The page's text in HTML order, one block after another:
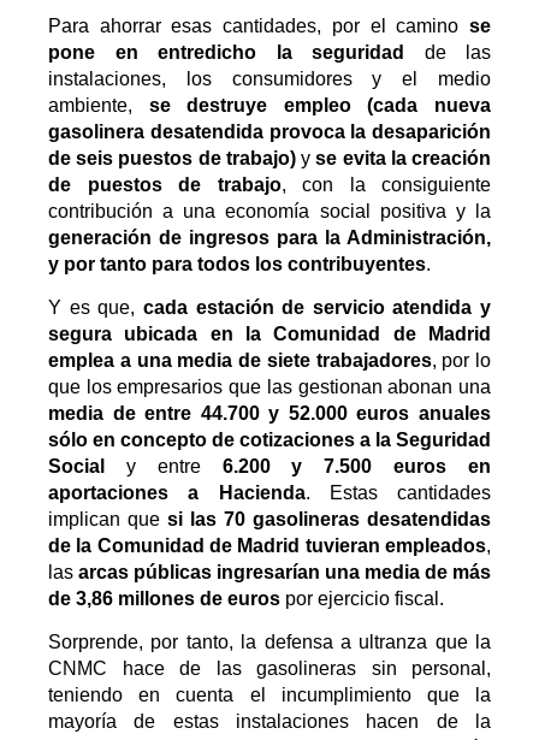
Para ahorrar esas cantidades, por el camino se
pone en entredicho la seguridad
de las
instalaciones, los consumidores y el medio
ambiente, se destruye empleo (cada nueva
gasolinera desatendida provoca la desaparición
de seis puestos de trabajo)yse evita la creación
de puestos de trabajo, con la consiguiente
contribución a una economía social positiva y la
generación de ingresos para la Administración,
y por tanto para todos los contribuyentes.
Y es que, cada estación de servicio atendida y
segura ubicada en la Comunidad de Madrid
emplea a una media de siete trabajadores, por lo
que los empresarios que las gestionan abonan una
media de entre 44.700 y 52.000 euros anuales
sólo en concepto de cotizaciones a la Seguridad
Social
y entre 6.200 y 7.500 euros en
aportaciones a Hacienda. Estas cantidades
implican que si las 70 gasolineras desatendidas
de la Comunidad de Madrid tuvieran empleados,
las arcas públicas ingresarían una media de más
de 3,86 millones de euros por ejercicio fiscal.
Sorprende, por tanto, la defensa a ultranza que la
CNMC hace de las gasolineras sin personal,
teniendo en cuenta el incumplimiento que la
mayoría de estas instalaciones hacen de la